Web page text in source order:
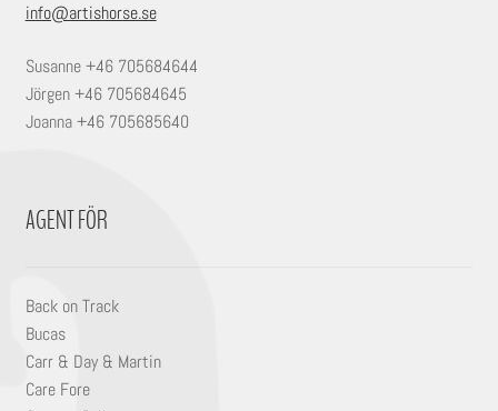
info@artishorse.se
Susanne +46 705684644
Jörgen +46 705684645
Joanna +46 705685640
AGENT FÖR
Back on Track
Bucas
Carr & Day & Martin
Care Fore